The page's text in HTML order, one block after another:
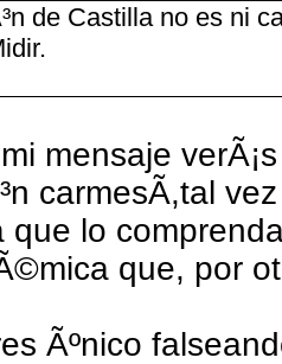
de Castilla no es ni
mensaje
carmesÃ­,tal
que lo
que, por
Ãºnico